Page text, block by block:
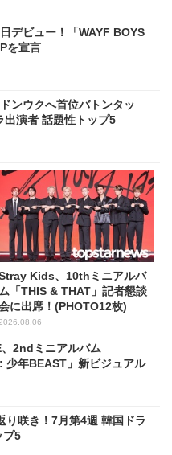
デビュー！「WAYF BOYS
を宣言
ンウクへ首位バトンタッ
出演者 話題性トップ5
Kids、10thミニアルバ
ム「THIS & THAT」記者懇談
に出席！(PHOTO12枚)
2ndミニアルバム
少年BEAST」新ビジュアル
り咲き！7月第4週 韓国ドラ
プ5